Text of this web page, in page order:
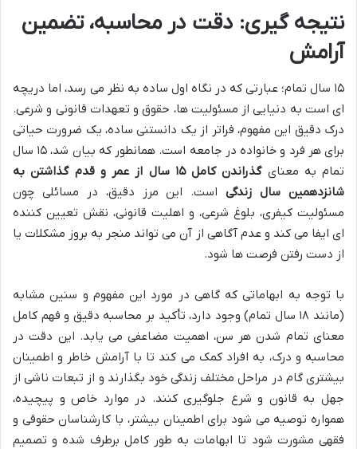
نتیجه گیری: دقت در محاسبه، تضمین
آرامش
۱۵ سال تمام؛ عبارتی که در نگاه اول ساده به نظر می رسد، اما دریچه
ای است به دنیایی از مسئولیت ها، حقوق و تعهدات قانونی و شرعی.
درک دقیق این مفهوم، فراتر از یک دانستنی ساده، یک ضرورت حیاتی
برای هر فرد و خانواده در جامعه است. همانطور که بیان شد، ۱۵ سال
تمام به معنای
گذراندن کامل ۱۵ سال از عمر و قدم گذاشتن به
شانزدهمین سال زندگیاست. این مرز دقیق، در مسائلی چون
مسئولیت کیفری، بلوغ شرعی، و اهلیت قانونی، نقش تعیین کننده
ای ایفا می کند و عدم آگاهی از آن می تواند منجر به بروز مشکلات یا
از دست رفتن فرصت ها شود.
با توجه به ابهاماتی که گاهی در مورد این مفهوم و سنین مشابه
(مانند ۱۸ سال تمام) وجود دارد، تأکید بر محاسبه دقیق و فهم کامل
معنای تمام شدن هر سن، اهمیت مضاعفی می یابد. این دقت در
محاسبه و درک، به افراد کمک می کند تا با آرامش خاطر و اطمینان
بیشتری گام در مراحل مختلف زندگی خود بگذارند و از تبعات ناشی از
جهل به قانون و شرع جلوگیری کنند. در موارد خاص و پیچیده،
همواره توصیه می شود برای اطمینان بیشتر، با کارشناسان حقوقی و
فقهی مشورت شود تا ابهامات به طور کامل برطرف شده و تصمیم